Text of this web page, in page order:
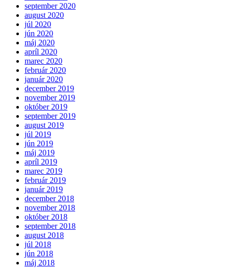
september 2020
august 2020
júl 2020
jún 2020
máj 2020
apríl 2020
marec 2020
február 2020
január 2020
december 2019
november 2019
október 2019
september 2019
august 2019
júl 2019
jún 2019
máj 2019
apríl 2019
marec 2019
február 2019
január 2019
december 2018
november 2018
október 2018
september 2018
august 2018
júl 2018
jún 2018
máj 2018